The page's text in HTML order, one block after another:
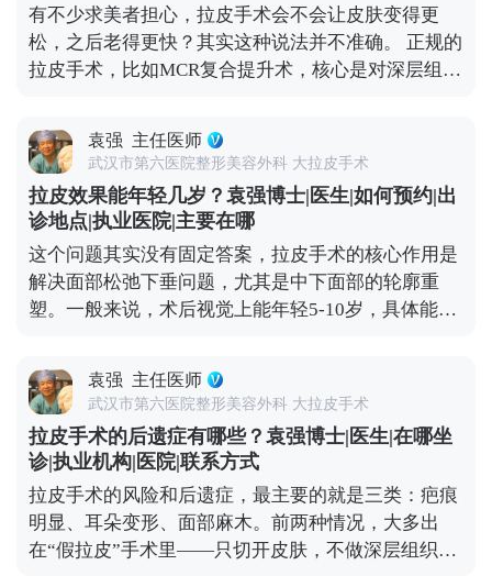
去掉多余的松弛皮肤。整个过程会特别注意保护表情
肌，毕竟笑容、皱眉这些自然神态不能受影响。 术后
初期有点肿胀是正常的，随着恢复会慢慢软化，轮廓
结“会不会不自然”，而是找正规机构和有经验的医
生。好的拉皮效果，应该是别人觉得你年轻了，但说
不出哪里变了，这才是理想的状态。 想知道更多关于
MCR复合提升术的问题，可以去官方媒体平台（公众
号、百家号、小红薯）预约面诊，详细了解。
有不少求美者担心，拉皮手术会不会让皮肤变得更
松，之后老得更快？其实这种说法并不准确。 正规的
拉皮手术，比如MCR复合提升术，核心是对深层组织
多余的松弛皮肤。整个过程是让组织在稳定的位置上
重新贴合，效果很扎实，根本不会出现所谓的“反
弹”，更不会加速衰老。 真正会让人觉得“反弹快、老
得更快”的，其实是“假拉皮”——只单纯拉紧表面皮
肤，不处理深层组织。这种手术的效果本身就不持
久，很快就会再次下垂，自然会给人一种“越做越
松”的错觉。 其实拉皮更像是给衰老进程按了一次“暂
停键”，甚至能轻微“倒回”一小段。术后你的组织会
也就是说，之后你会一直比同龄人看起来更紧致、更
年轻。 当然了，拉皮也不是一劳永逸的。术后还是要
注意日常保养，比如做好皮肤护理、控制夸张表情、
保持健康作息。毕竟手术主要解决的是“下垂”问题，
而皱纹、肤质这些细节，还需要靠日常维护来配合。
想知道更多关于MCR复合提升术的问题，可以去官方
媒体平台（公众号、百家号、小红薯）预约面诊，详
细了解。
袁强 主任医师
武汉市第六医院整形美容外科 大拉皮手术
拉皮效果能年轻几岁？袁强博士|医生|如何预约|出
诊地点|执业医院|主要在哪
这个问题其实没有固定答案，拉皮手术的核心作用是
解决面部松弛下垂问题，尤其是中下面部的轮廓重
塑。一般来说，术后视觉上能年轻5-10岁，具体能年
手术方案的精准设计。 举个例子，之前有位50岁的求
美者，她皮肤弹性还不错，就是组织下垂明显，下颌
线模糊。做完拉皮手术后，下垂的组织复位了，下颌
线变得清晰紧致，看起来就像40出头，效果很直观。
但大家要清楚，拉皮不是“换脸”，它不会改变你的五
官基础，也不可能让你直接变回20岁。 它更像是给下
垂的组织做一次“复位”，让它们回到该在的位置，从
而实现视觉上的“减龄”。如果术后能做好保养，比如
袁强 主任医师
武汉市第六医院整形美容外科 大拉皮手术
拉皮手术的后遗症有哪些？袁强博士|医生|在哪坐
诊|执业机构|医院|联系方式
拉皮手术的风险和后遗症，最主要的就是三类：疤痕
明显、耳朵变形、面部麻木。前两种情况，大多出
在“假拉皮”手术里——只切开皮肤，不做深层组织提